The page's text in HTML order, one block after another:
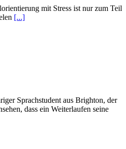
mit Stress ist nur zum Teil
[...]
Sprachstudent aus Brighton, der
dass ein Weiterlaufen seine